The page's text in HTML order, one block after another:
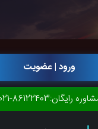
ورود | عضویت
رایگان:86122403-021